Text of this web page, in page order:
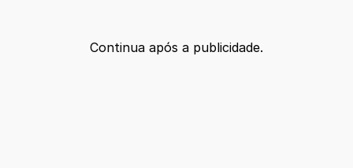
Continua após a publicidade.